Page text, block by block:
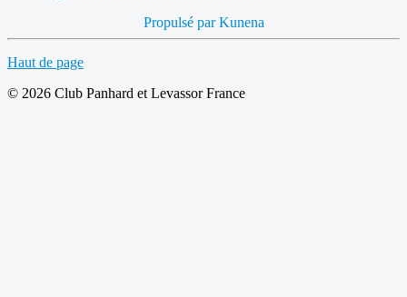
Propulsé parKunena
Haut de page
© 2026 Club Panhard et Levassor France